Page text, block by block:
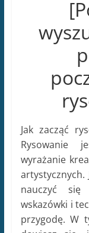
wyrażanie
nauczyć
wskazówki i
przygodę. W
dowiesz
prostych
wskazówki,
Krok 1:
Przed
narzędzia i
dobrej
zestaw
także mieć